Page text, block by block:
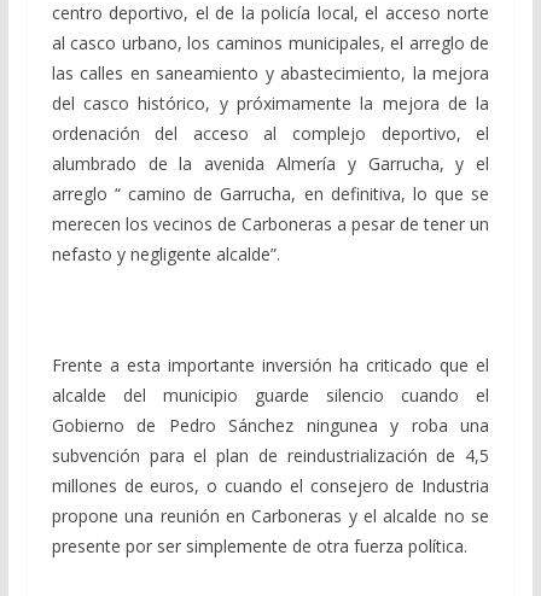
centro deportivo, el de la policía local, el acceso norte
al casco urbano, los caminos municipales, el arreglo de
las calles en saneamiento y abastecimiento, la mejora
del casco histórico, y próximamente la mejora de la
ordenación del acceso al complejo deportivo, el
alumbrado de la avenida Almería y Garrucha, y el
arreglo “ camino de Garrucha, en definitiva, lo que se
merecen los vecinos de Carboneras a pesar de tener un
nefasto y negligente alcalde”.
Frente a esta importante inversión ha criticado que el
alcalde del municipio guarde silencio cuando el
Gobierno de Pedro Sánchez ningunea y roba una
subvención para el plan de reindustrialización de 4,5
millones de euros, o cuando el consejero de Industria
propone una reunión en Carboneras y el alcalde no se
presente por ser simplemente de otra fuerza política.